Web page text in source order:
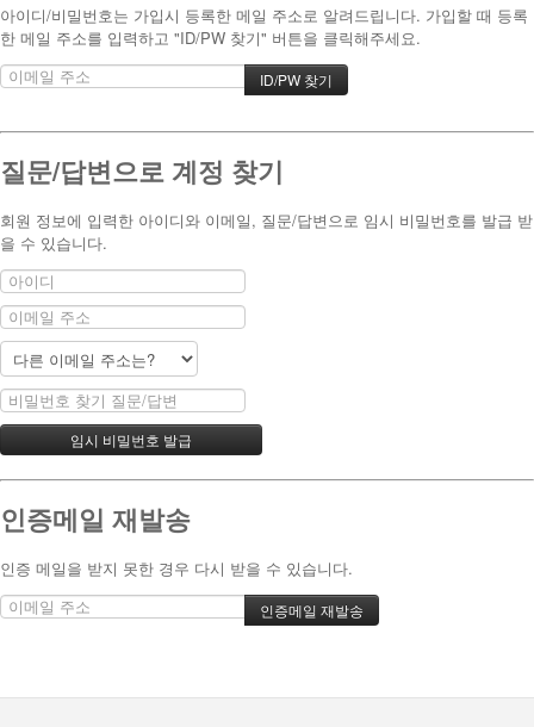
아이디/비밀번호는 가입시 등록한 메일 주소로 알려드립니다. 가입할 때 등록
한 메일 주소를 입력하고 "ID/PW 찾기" 버튼을 클릭해주세요.
질문/답변으로 계정 찾기
회원 정보에 입력한 아이디와 이메일, 질문/답변으로 임시 비밀번호를 발급 받
을 수 있습니다.
인증메일 재발송
인증 메일을 받지 못한 경우 다시 받을 수 있습니다.
- 레바논여행 묻고 답하기
- 이야기마당
갤러리